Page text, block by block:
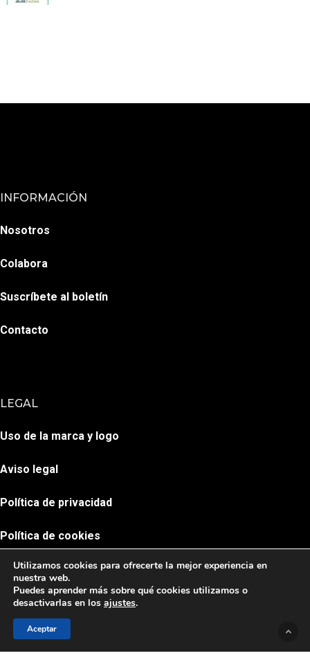
INFORMACIÓN
Nosotros
Colabora
Suscríbete al boletín
Contacto
LEGAL
Uso de la marca y logo
Aviso legal
Política de privacidad
Política de cookies
Utilizamos cookies para ofrecerte la mejor experiencia en
nuestra web.
Puedes aprender más sobre qué cookies utilizamos o
desactivarlas en los ajustes.
Aceptar